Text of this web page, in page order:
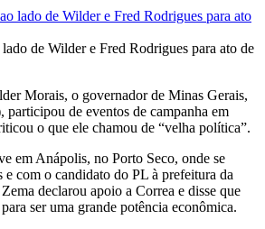
de Wilder e Fred Rodrigues para ato de
Morais, o governador de Minas Gerais,
de eventos de campanha em
o que ele chamou de “velha política”.
em Anápolis, no Porto Seco, onde se
e com o candidato do PL à prefeitura da
declarou apoio a Correa e disse que
ser uma grande potência econômica.